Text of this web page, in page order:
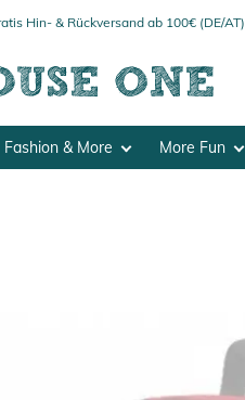
Hin- & Rückversand ab 100€ (DE/AT)
Fashion & More More Fun